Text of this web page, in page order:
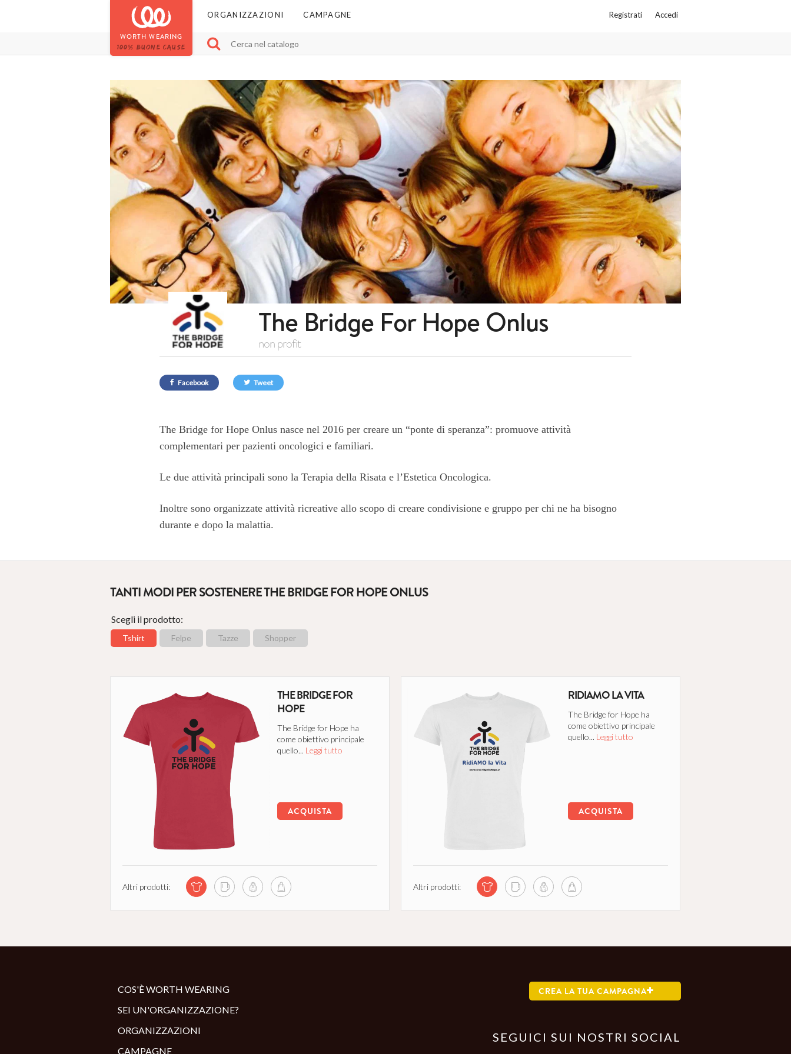
WORTH WEARING
100% BUONE CAUSE
Registrati Accedi
ORGANIZZAZIONI CAMPAGNE
The Bridge For Hope Onlus
non profit
Facebook Tweet
The Bridge for Hope Onlus nasce nel 2016 per creare un “ponte di speranza”: promuove attività
complementari per pazienti oncologici e familiari.
Le due attività principali sono la Terapia della Risata e l’Estetica Oncologica.
Inoltre sono organizzate attività ricreative allo scopo di creare condivisione e gruppo per chi ne ha bisogno
durante e dopo la malattia.
TANTI MODI PER SOSTENERE THE BRIDGE FOR HOPE ONLUS
Scegli il prodotto:
Tshirt Felpe Tazze Shopper
THE BRIDGE FOR
HOPE
The Bridge for Hope ha
come obiettivo principale
quello... Leggi tutto
ACQUISTA
Altri prodotti:
RIDIAMO LA VITA
The Bridge for Hope ha
come obiettivo principale
quello... Leggi tutto
ACQUISTA
Altri prodotti:
COS'È WORTH WEARING
SEI UN'ORGANIZZAZIONE?
ORGANIZZAZIONI
CAMPAGNE
CREA LA TUA CAMPAGNA
SEGUICI SUI NOSTRI SOCIAL